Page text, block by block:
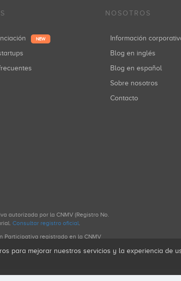
NEW
NOSOTROS
Información
Blog en inglés
Blog en español
Sobre nosotros
Contacto
autorizada por la CNMV (Registro No.
Consultar registro oficial.
Participativa registrado en la CNMV
para mejorar nuestros servicios y la experiencia de